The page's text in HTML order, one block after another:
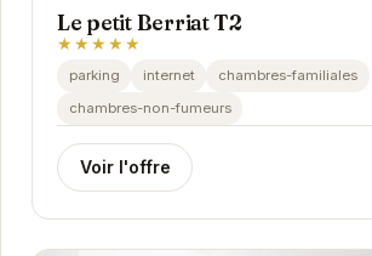
Le petit Berriat T2
★★★★★
parking internet
chambres-familiales
chambres-non-fumeurs
Voir l'offre